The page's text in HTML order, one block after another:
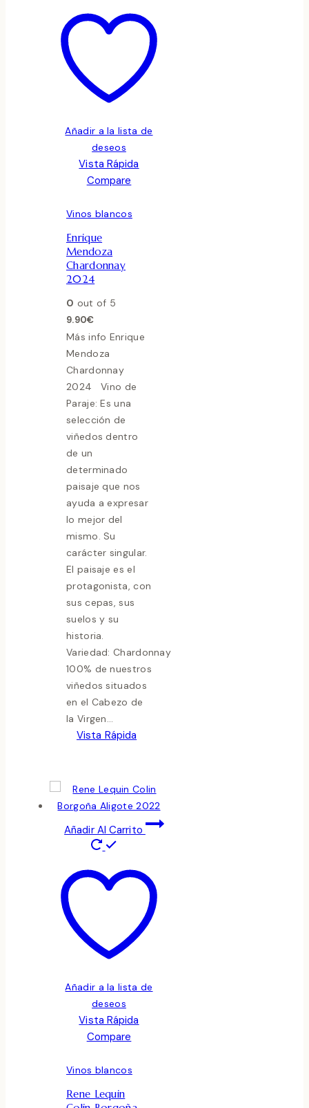
Añadir a la lista de
deseos
Vista Rápida
Compare
Vinos blancos
Enrique
Mendoza
Chardonnay
2024
0 out of 5
9.90€
Más info Enrique
Mendoza
Chardonnay
2024 Vino de
Paraje: Es una
selección de
viñedos dentro
de un
determinado
paisaje que nos
ayuda a expresar
lo mejor del
mismo. Su
carácter singular.
El paisaje es el
protagonista, con
sus cepas, sus
suelos y su
historia.
Variedad: Chardonnay
100% de nuestros
viñedos situados
en el Cabezo de
la Virgen...
Vista Rápida
Añadir Al Carrito
Añadir a la lista de
deseos
Vista Rápida
Compare
Vinos blancos
Rene Lequin